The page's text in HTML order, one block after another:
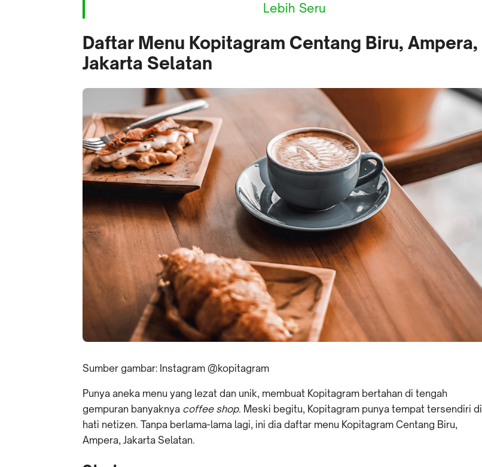
Lebih Seru
Daftar Menu Kopitagram Centang Biru, Ampera,
Jakarta Selatan
Sumber gambar: Instagram @kopitagram
Punya aneka menu yang lezat dan unik, membuat Kopitagram bertahan di tengah
gempuran banyaknya coffee shop. Meski begitu, Kopitagram punya tempat tersendiri di
hati netizen. Tanpa berlama-lama lagi, ini dia daftar menu Kopitagram Centang Biru,
Ampera, Jakarta Selatan.